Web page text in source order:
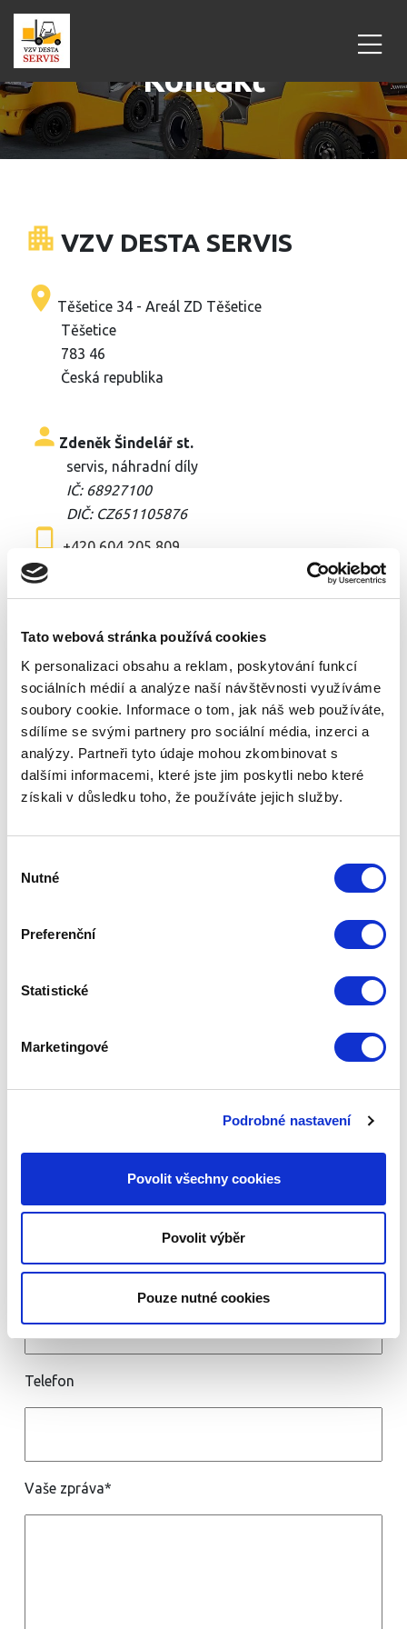
Tato webová stránka používá cookies
K personalizaci obsahu a reklam, poskytování funkcí
sociálních médií a analýze naší návštěvnosti využíváme
soubory cookie. Informace o tom, jak náš web používáte,
sdílíme se svými partnery pro sociální média, inzerci a
analýzy. Partneři tyto údaje mohou zkombinovat s
dalšími informacemi, které jste jim poskytli nebo které
získali v důsledku toho, že používáte jejich služby.
souhlasu
Nutné
Preferenční
Statistické
Marketingové
Podrobné nastavení
Povolit všechny cookies
Povolit výběr
Pouze nutné cookies
Kontakt
apartment VZV DESTA SERVIS
place Těšetice 34 - Areál ZD Těšetice
Těšetice
783 46
Česká republika
person Zdeněk Šindelář st.
servis, náhradní díly
IČ: 68927100
DIČ: CZ651105876
phone_android +420 604 205 809
local_post_office
person
servis, náhradní díly
IČ: 08161836
DIČ: CZ9603295702
phone_android +420 734 635 830
local_post_office servis.zdenek@seznam.cz
Napište nám
E-mail*
Telefon
Vaše zpráva*